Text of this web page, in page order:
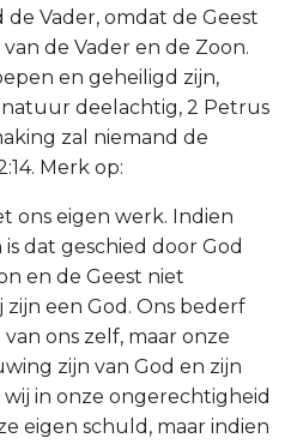
Vader, omdat de Geest
de Vader en de Zoon.
en geheiligd zijn,
deelachtig, 2 Petrus
zal niemand de
Merk op:
ons eigen werk. Indien
dat geschied door God
en de Geest niet
een God. Ons bederf
ons zelf, maar onze
zijn van God en zijn
in onze ongerechtigheid
eigen schuld, maar indien